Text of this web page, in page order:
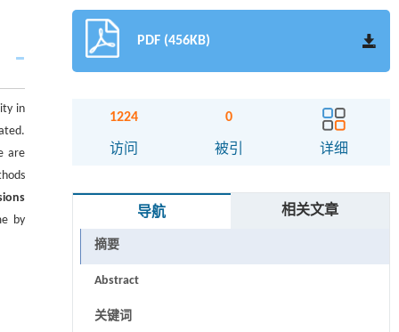
in
are
by
PDF (456KB)
1224
访问
0
被引 详细
导航 相关文章
摘要
Abstract
关键词